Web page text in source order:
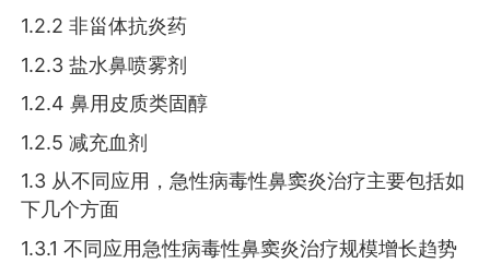
1.2.2 非甾体抗炎药
1.2.3 盐水鼻喷雾剂
1.2.4 鼻用皮质类固醇
1.2.5 减充血剂
1.3 从不同应用，急性病毒性鼻窦炎治疗主要包括如
下几个方面
1.3.1 不同应用急性病毒性鼻窦炎治疗规模增长趋势